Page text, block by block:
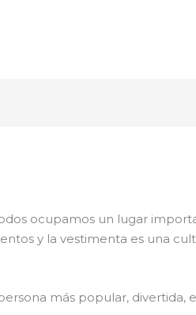
ocupamos un lugar
y la vestimenta es una
más popular, divertida,